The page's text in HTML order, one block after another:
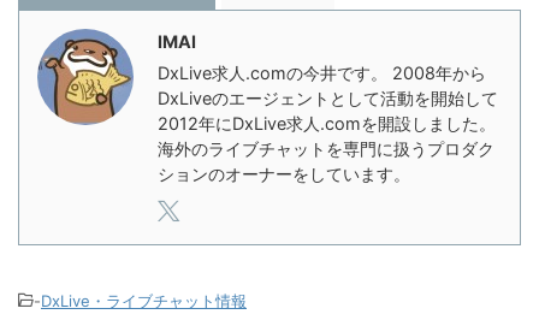
IMAI
DxLive求人.comの今井です。 2008年から
DxLiveのエージェントとして活動を開始して
2012年にDxLive求人.comを開設しました。
海外のライブチャットを専門に扱うプロダク
ションのオーナーをしています。
-DxLive・ライブチャット情報